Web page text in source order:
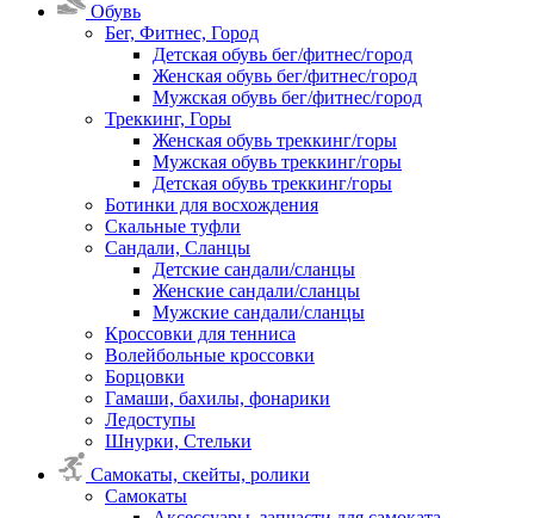
Обувь
Бег, Фитнес, Город
Детская обувь бег/фитнес/город
Женская обувь бег/фитнес/город
Мужская обувь бег/фитнес/город
Треккинг, Горы
Женская обувь треккинг/горы
Мужская обувь треккинг/горы
Детская обувь треккинг/горы
Ботинки для восхождения
Скальные туфли
Сандали, Сланцы
Детские сандали/сланцы
Женские сандали/сланцы
Мужские сандали/сланцы
Кроссовки для тенниса
Волейбольные кроссовки
Борцовки
Гамаши, бахилы, фонарики
Ледоступы
Шнурки, Стельки
Самокаты, скейты, ролики
Самокаты